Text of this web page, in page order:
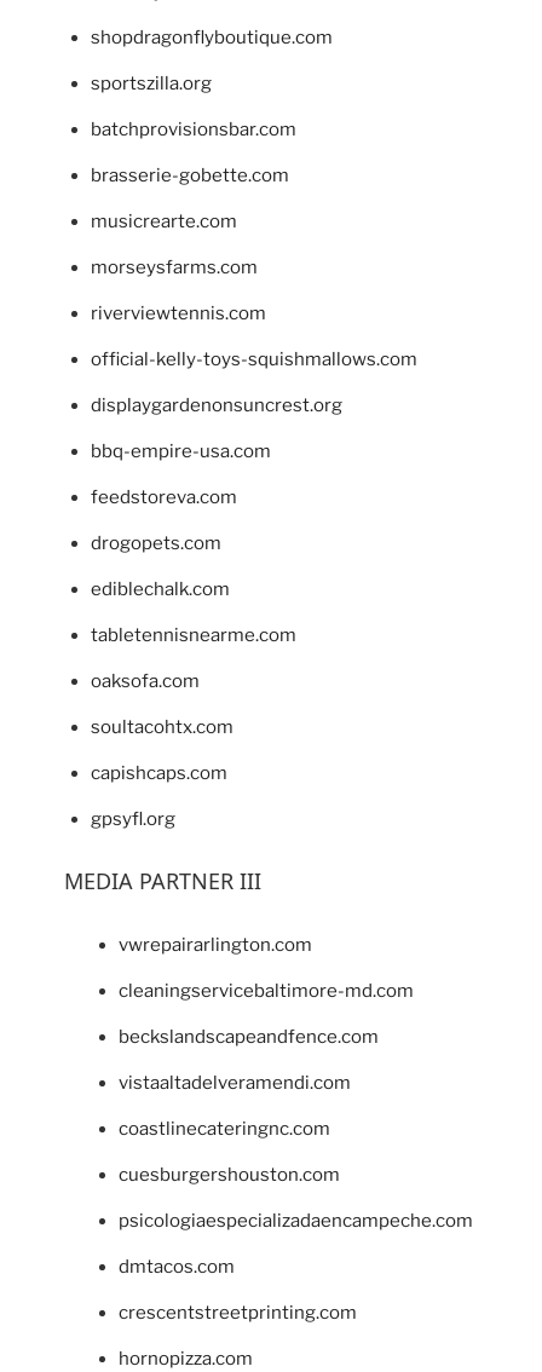
shopdragonflyboutique.com
sportszilla.org
batchprovisionsbar.com
brasserie-gobette.com
musicrearte.com
morseysfarms.com
riverviewtennis.com
official-kelly-toys-squishmallows.com
displaygardenonsuncrest.org
bbq-empire-usa.com
feedstoreva.com
drogopets.com
ediblechalk.com
tabletennisnearme.com
oaksofa.com
soultacohtx.com
capishcaps.com
gpsyfl.org
MEDIA PARTNER III
vwrepairarlington.com
cleaningservicebaltimore-md.com
beckslandscapeandfence.com
vistaaltadelveramendi.com
coastlinecateringnc.com
cuesburgershouston.com
psicologiaespecializadaencampeche.com
dmtacos.com
crescentstreetprinting.com
hornopizza.com